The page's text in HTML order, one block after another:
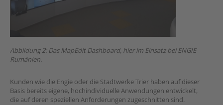
Abbildung 2: Das MapEdit Dashboard, hier im Einsatz bei ENGIE
Rumänien.
Kunden wie die Engie oder die Stadtwerke Trier haben auf dieser
Basis bereits eigene, hochindividuelle Anwendungen entwickelt,
die auf deren speziellen Anforderungen zugeschnitten sind.